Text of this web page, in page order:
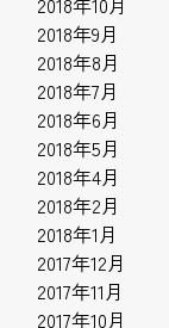
2018年9月
2018年8月
2018年7月
2018年6月
2018年5月
2018年4月
2018年2月
2018年1月
2017年12月
2017年11月
2017年10月